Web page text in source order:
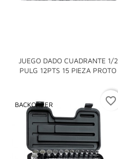
JUEGO DADO CUADRANTE 1/2
PULG 12PTS 15 PIEZA PROTO

BACKORDER favorite_border